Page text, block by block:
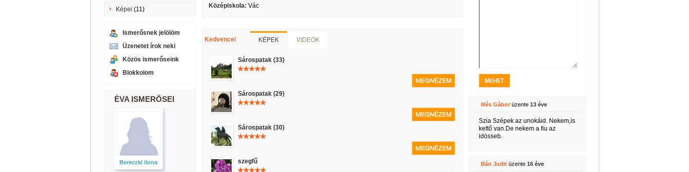
Képei (11)
Ismerősnek jelölöm
Üzenetet írok neki
Közös ismerőseink
Blokkolom
ÉVA ISMERŐSEI
Bereczki ilona
Középiskola: Vác
Kedvencei KÉPEK VIDEÓK
Sárospatak (33)
Sárospatak (29)
Sárospatak (30)
szegfű
Illés Gáborüzente 13 éve
Szia Szépek az unokáid. Nekem,is
kettő van.De nekem a fiu az
idösseb.
Bán Juditüzente 16 éve